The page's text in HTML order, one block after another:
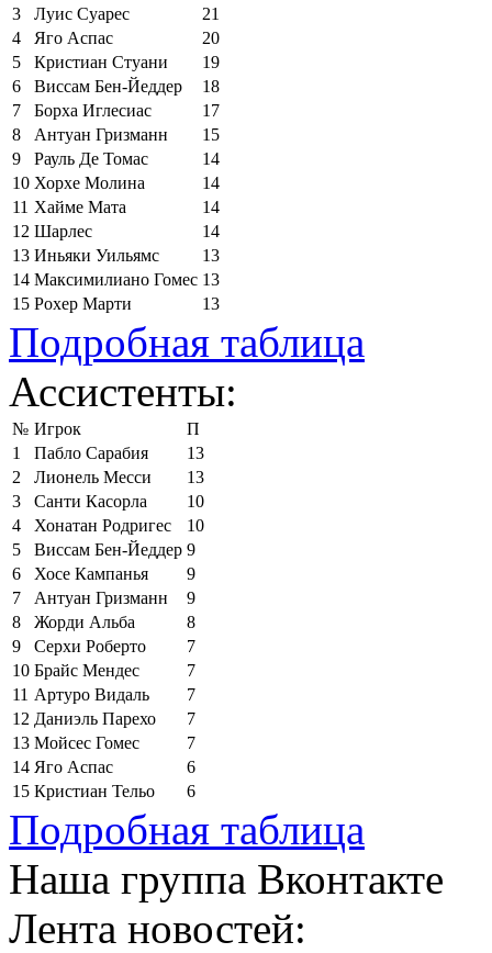
3 Луис Суарес
21
4
Яго Аспас
20
5
Кристиан Стуани
19
6
Виссам Бен-Йеддер
18
7
Борха Иглесиас
17
8
Антуан Гризманн
15
9
Рауль Де Томас
14
10 Хорхе Молина
14
11 Хайме Мата
14
12 Шарлес
14
13 Иньяки Уильямс
13
14 Максимилиано Гомес 13
15 Рохер Марти 13
Подробная таблица
Ассистенты:
№ Игрок
П
1
Пабло Сарабия
13
2
Лионель Месси
13
3
Санти Касорла
10
4
Хонатан Родригес
10
5
Виссам Бен-Йеддер 9
6
Хосе Кампанья
9
7
Антуан Гризманн
9
8
Жорди Альба
8
9
Серхи Роберто
7
10 Брайс Мендес
7
11 Артуро Видаль
7
12 Даниэль Парехо
7
13 Мойсес Гомес
7
14 Яго Аспас
6
15 Кристиан Тельо 6
Подробная таблица
Наша группа Вконтакте
Лента новостей: